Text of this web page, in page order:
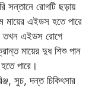
সন্তানে রোগটি ছড়ায়
মায়ের এইডস হতে পারে
তখন এইডস রোগে
মায়ের দুধ শিশু পান
পারে।
সুচ, দন্ত চিকিৎসার